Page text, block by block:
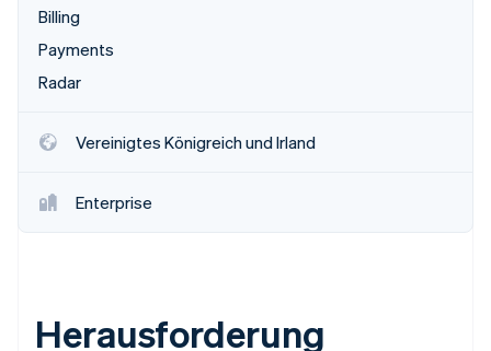
Billing
Payments
Radar
Vereinigtes Königreich und Irland
Enterprise
Herausforderung